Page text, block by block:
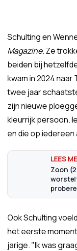
Schulting en
Magazine. Ze
beiden bij
kwam in 2024 naar
twee jaar
zijn nieuwe
kleurrijk persoon.
en die op
Zoon
Ook Schulting
het eerste
jarige. "Ik was